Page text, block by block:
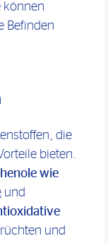
können
Befinden
die
bieten.
wie
und
und